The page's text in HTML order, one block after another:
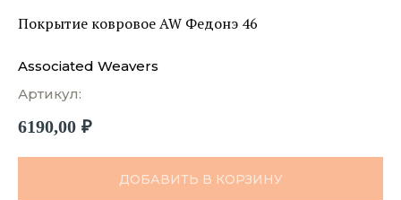
Покрытие ковровое AW Федонэ 46
Associated Weavers
Артикул:
6190,00 ₽
ДОБАВИТЬ В КОРЗИНУ